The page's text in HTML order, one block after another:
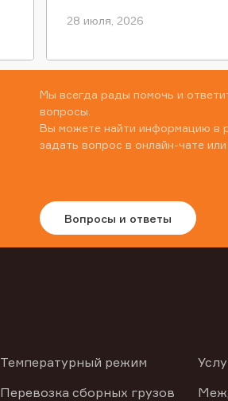
28 июля, 2026
Мы всегда рады помочь и
вопросы.
Вы можете найти информацию в
задать вопрос в онлайн-чате
Вопросы и ответы
Температурный режим
Перевозка сборных грузов